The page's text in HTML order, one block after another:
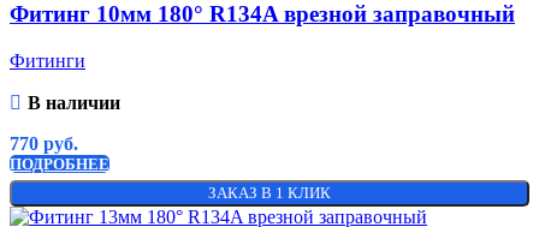
Фитинг 10мм 180° R134A врезной заправочный
Фитинги
В наличии
770 руб.
ПОДРОБНЕЕ
ЗАКАЗ В 1 КЛИК